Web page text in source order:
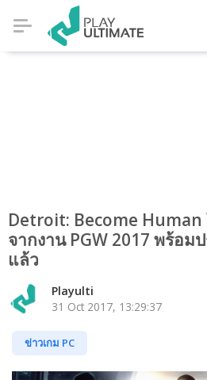
Detroit: Become Human
จากงาน PGW 2017 พร้อม
แล้ว
Playulti
31 Oct 2017, 13:29:37
ข่าวเกม PC